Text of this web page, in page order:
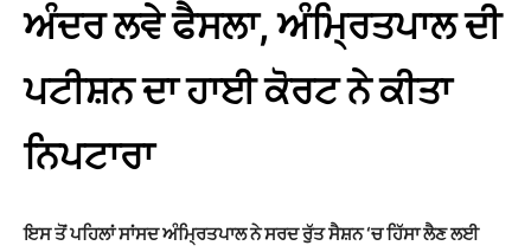
ਅੰਦਰ ਲਵੇ ਫੈਸਲਾ, ਅੰਮ੍ਰਿਤਪਾਲ ਦੀ
ਪਟੀਸ਼ਨ ਦਾ ਹਾਈ ਕੋਰਟ ਨੇ ਕੀਤਾ
ਨਿਪਟਾਰਾ
ਇਸ ਤੋਂ ਪਹਿਲਾਂ ਸਾਂਸਦ ਅੰਮ੍ਰਿਤਪਾਲ ਨੇ ਸਰਦ ਰੁੱਤ ਸੈਸ਼ਨ ‘ਚ ਹਿੱਸਾ ਲੈਣ ਲਈ